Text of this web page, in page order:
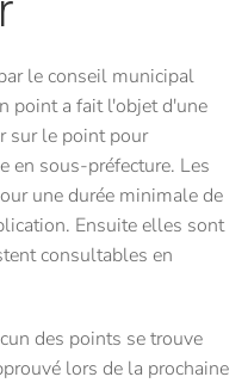
le conseil municipal
point a fait l'objet d'une
sur le point pour
en sous-préfecture. Les
une durée minimale de
Ensuite elles sont
consultables en
des points se trouve
lors de la prochaine